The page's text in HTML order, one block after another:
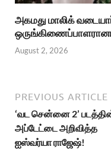
அகமது மாலிக்
August 2, 2026
PREVIOUS ARTICLE
‘வட சென்னை 2’
அப்டேட்டை அறிவித்த
ஐஸ்வர்யா ராஜேஷ்!